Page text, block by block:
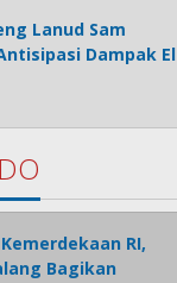
Lanud Sam
Dampak El
RI,
Bagikan